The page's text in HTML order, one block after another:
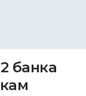
банка